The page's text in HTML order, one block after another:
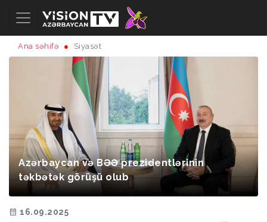
Ana səhifə Siyasət
Azərbaycan və BƏƏ prezidentlərinin
təkbətək görüşü olub
16.09.2025